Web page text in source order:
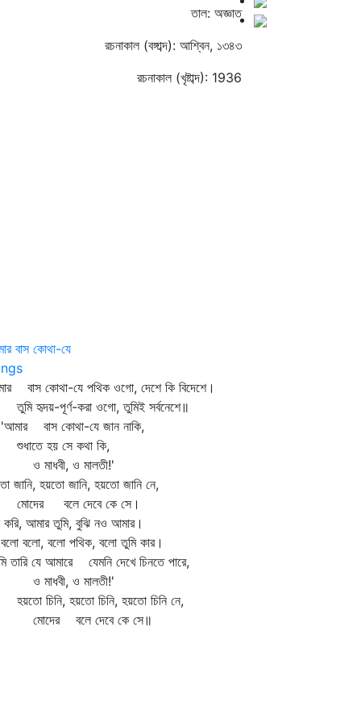
তাল: অজ্ঞাত
রচনাকাল (বঙ্গাব্দ): আশ্বিন, ১৩৪৩
রচনাকাল (খৃষ্টাব্দ): 1936
বাস কোথা-যে
বাস কোথা-যে পথিক ওগো, দেশে কি বিদেশে।
হৃদয়-পূর্ণ-করা ওগো, তুমিই সর্বনেশে॥
বাস কোথা-যে জান নাকি,
হয় সে কথা কি,
মাধবী, ও মালতী!'
জানি, হয়তো জানি, হয়তো জানি নে,
বলে দেবে কে সে।
করি, আমার তুমি, বুঝি নও আমার।
বলো, বলো পথিক, বলো তুমি কার।
তারি যে আমারে যেমনি দেখে চিনতে পারে,
মাধবী, ও মালতী!'
চিনি, হয়তো চিনি, হয়তো চিনি নে,
বলে দেবে কে সে॥